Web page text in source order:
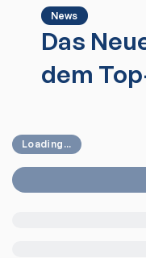
News
Das
dem
Loading...